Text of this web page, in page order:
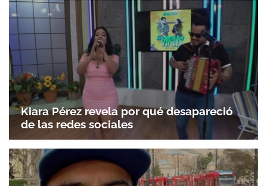
Kiara Pérez revela por qué desapareció
de las redes sociales